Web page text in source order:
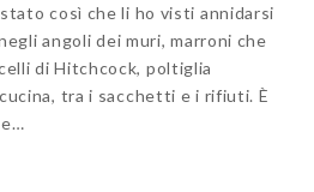
così che li ho visti annidarsi
angoli dei muri, marroni che
di Hitchcock, poltiglia
tra i sacchetti e i rifiuti. È